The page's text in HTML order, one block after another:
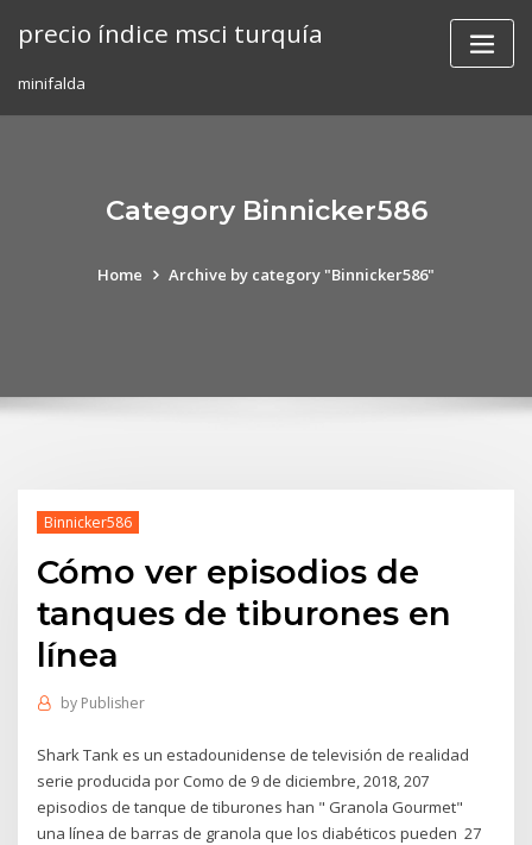
precio índice msci turquía
minifalda
Category Binnicker586
Home Archive by category "Binnicker586"
Binnicker586
Cómo ver episodios de
tanques de tiburones en
línea
by Publisher
Shark Tank es un estadounidense de televisión de realidad
serie producida por Como de 9 de diciembre, 2018, 207
episodios de tanque de tiburones han " Granola Gourmet"
una línea de barras de granola que los diabéticos pueden 27